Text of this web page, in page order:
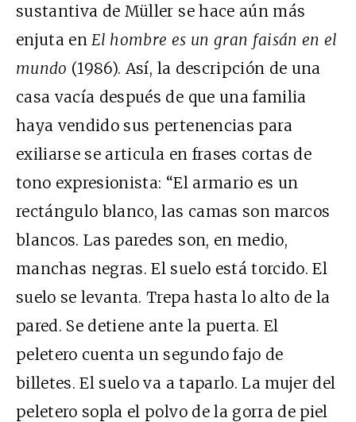
sustantiva de Müller se hace aún más
enjuta enEl hombre es un gran faisán en el
mundo (1986). Así, la descripción de una
casa vacía después de que una familia
haya vendido sus pertenencias para
exiliarse se articula en frases cortas de
tono expresionista: “El armario es un
rectángulo blanco, las camas son marcos
blancos. Las paredes son, en medio,
manchas negras. El suelo está torcido. El
suelo se levanta. Trepa hasta lo alto de la
pared. Se detiene ante la puerta. El
peletero cuenta un segundo fajo de
billetes. El suelo va a taparlo. La mujer del
peletero sopla el polvo de la gorra de piel